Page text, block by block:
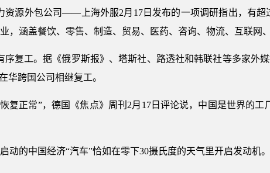
资源外包公司——上海外服2月17日发布的一项调研指出，有超
，涵盖餐饮、零售、制造、贸易、医药、咨询、物流、互联网
序复工。据《俄罗斯报》、塔斯社、路透社和韩联社等多家外
华跨国公司相继复工。
复正常”，德国《焦点》周刊2月17日评论说，中国是世界的
动的中国经济“汽车”恰如在零下30摄氏度的天气里开启发动机